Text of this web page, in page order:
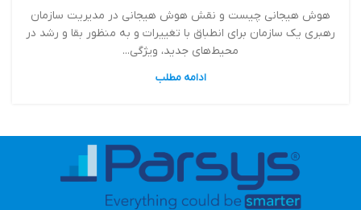
هوش هیجانی چیست و نقش هوش هیجانی در مدیریت سازمان
رهبري يك‌ سازمان براي انطباق با تغييرات و به منظور بقا و رشد در
محيط‌هاي جديد، ويژگي...
ادامه مطلب